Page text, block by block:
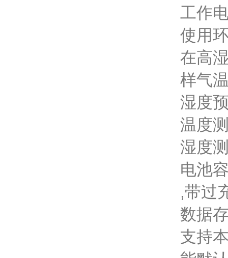
工作
使用
在高
样气
湿度
温度
湿度
电池
,带过
数据
支持